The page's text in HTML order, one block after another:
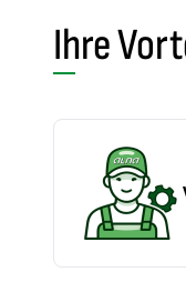
Ihre